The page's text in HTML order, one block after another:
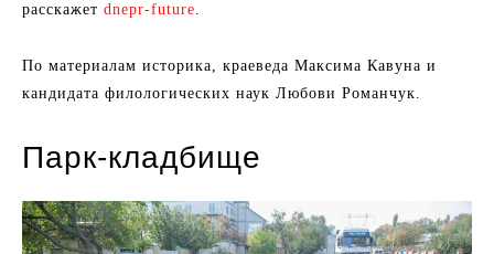
расскажет dnepr-future.
По материалам историка, краеведа Максима Кавуна и
кандидата филологических наук Любови Романчук.
Парк-кладбище